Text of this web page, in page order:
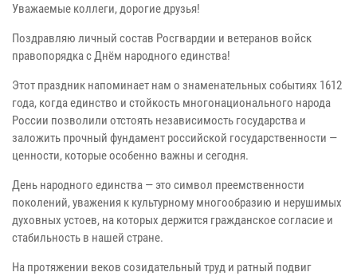
Уважаемые коллеги, дорогие друзья!
Поздравляю личный состав Росгвардии и ветеранов войск
правопорядка с Днём народного единства!
Этот праздник напоминает нам о знаменательных событиях 1612
года, когда единство и стойкость многонационального народа
России позволили отстоять независимость государства и
заложить прочный фундамент российской государственности —
ценности, которые особенно важны и сегодня.
День народного единства — это символ преемственности
поколений, уважения к культурному многообразию и нерушимых
духовных устоев, на которых держится гражданское согласие и
стабильность в нашей стране.
На протяжении веков созидательный труд и ратный подвиг